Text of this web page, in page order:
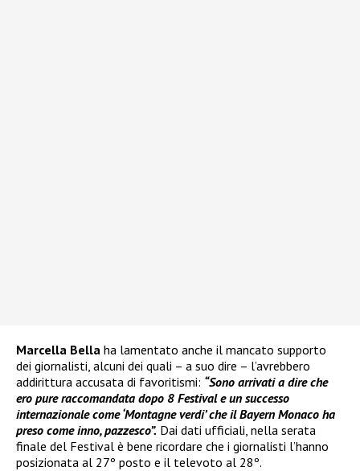
Marcella Bella ha lamentato anche il mancato supporto
dei giornalisti, alcuni dei quali – a suo dire – l’avrebbero
addirittura accusata di favoritismi: “Sono arrivati a dire che
ero pure raccomandata dopo 8 Festival e un successo
internazionale come ‘Montagne verdi’ che il Bayern Monaco ha
preso come inno, pazzesco”. Dai dati ufficiali, nella serata
finale del Festival è bene ricordare che i giornalisti l’hanno
posizionata al 27º posto e il televoto al 28º.